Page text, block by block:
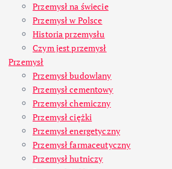
Przemysł na świecie
Przemysł w Polsce
Historia przemysłu
Czym jest przemysł
Przemysł
Przemysł budowlany
Przemysł cementowy
Przemysł chemiczny
Przemysł ciężki
Przemysł energetyczny
Przemysł farmaceutyczny
Przemysł hutniczy